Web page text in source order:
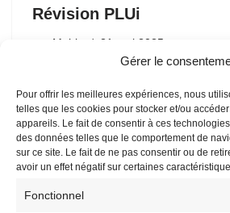
Gérer le
Pour offrir les meilleures expériences, nous
telles que les cookies pour stocker et/ou
appareils. Le fait de consentir à ces
des données telles que le comportement de
sur ce site. Le fait de ne pas consentir ou de
avoir un effet négatif sur certaines
Fonctionnel
Révision PLUi
Mairie 21 mai 2025
« Précédent 1 … 5 6
… 11